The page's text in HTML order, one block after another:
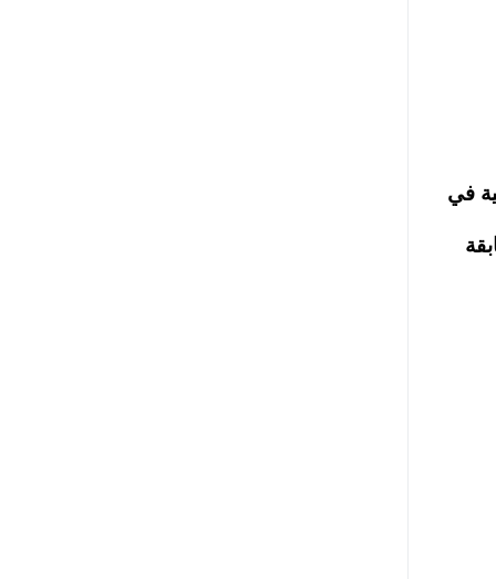
كانت تشمل 700 وظيفة خالية في